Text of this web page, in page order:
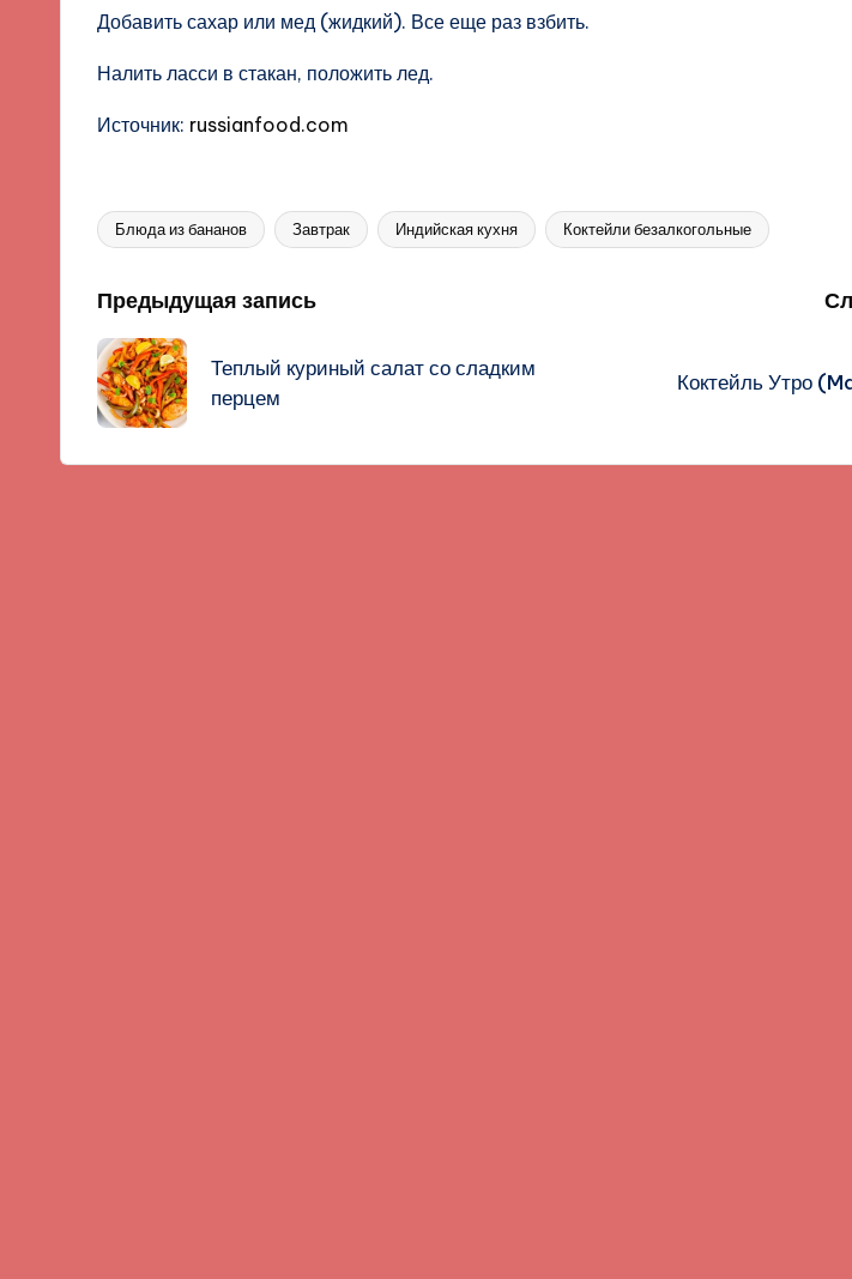
Добавить сахар или мед (жидкий). Все еще раз взбить.
Налить ласси в стакан, положить лед.
Источник: russianfood.com
Метки:
Блюда из бананов Завтрак Индийская кухня Коктейли безалкогольные
Навигация
записи
Предыдущая запись
Теплый куриный салат со сладким
перцем
Коктейль Утро